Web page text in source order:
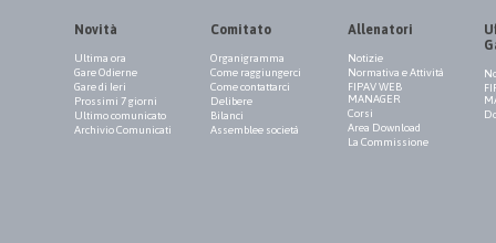
Novità
Ultima ora
Gare Odierne
Gare di Ieri
Prossimi 7 giorni
Ultimo comunicato
Archivio Comunicati
Comitato
Organigramma
Come raggiungerci
Come contattarci
Delibere
Bilanci
Assemblee società
Allenatori
Notizie
Normativa e Attività
FIPAV WEB
MANAGER
Corsi
Area Download
La Commissione